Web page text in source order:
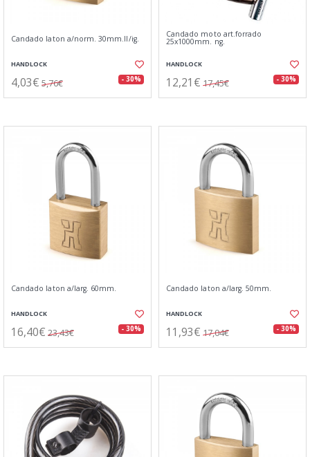
Candado laton a/norm. 30mm.ll/ig.
HANDLOCK
4,03€ 5,76€ - 30%
Candado moto art.forrado
25x1000mm. ng.
HANDLOCK
12,21€ 17,45€ - 30%
Candado laton a/larg. 60mm.
HANDLOCK
16,40€ 23,43€ - 30%
Candado laton a/larg. 50mm.
HANDLOCK
11,93€ 17,04€ - 30%